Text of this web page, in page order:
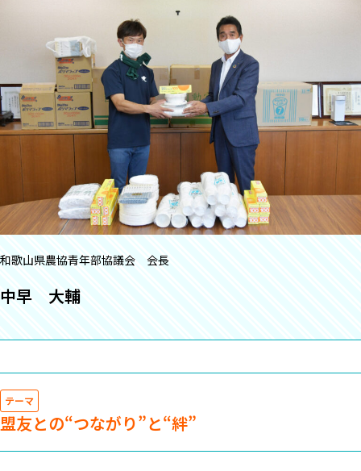
和歌山県農協青年部協議会 会長
中早 大輔
テーマ
盟友との“つながり”と“絆”